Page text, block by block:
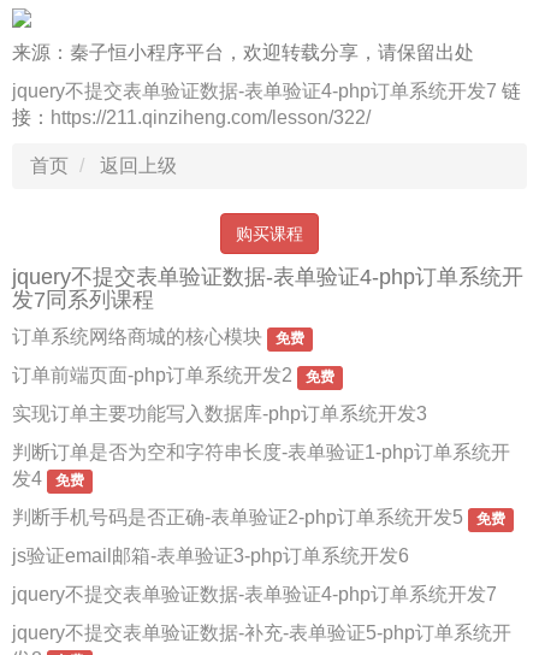
来源：秦子恒小程序平台，欢迎转载分享，请保留出处
jquery不提交表单验证数据-表单验证4-php订单系统开发7 链
接： https://211.qinziheng.com/lesson/322/
首页 返回上级
购买课程
jquery不提交表单验证数据-表单验证4-php订单系统开
发7同系列课程
订单系统网络商城的核心模块 免费
订单前端页面-php订单系统开发2 免费
实现订单主要功能写入数据库-php订单系统开发3
判断订单是否为空和字符串长度-表单验证1-php订单系统开
发4
免费
判断手机号码是否正确-表单验证2-php订单系统开发5 免费
js验证email邮箱-表单验证3-php订单系统开发6
jquery不提交表单验证数据-表单验证4-php订单系统开发7
jquery不提交表单验证数据-补充-表单验证5-php订单系统开